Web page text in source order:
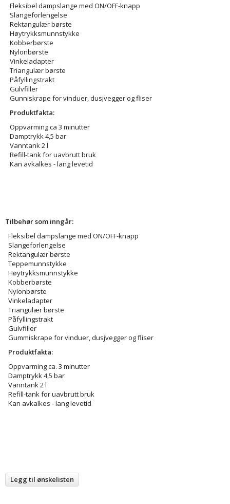
Fleksibel dampslange med ON/OFF-knapp
Slangeforlengelse
Rektangulær børste
Høytrykksmunnstykke
Kobberbørste
Nylonbørste
Vinkeladapter
Triangulær børste
Påfyllingstrakt
Gulvfiller
Gunniskrape for vinduer, dusjvegger og fliser
Produktfakta:
Oppvarming ca 3 minutter
Damptrykk 4,5 bar
Vanntank 2 l
Refill-tank for uavbrutt bruk
Kan avkalkes - lang levetid
Tilbehør som inngår:
Fleksibel dampslange med ON/OFF-knapp
Slangeforlengelse
Rektangulær børste
Teppemunnstykke
Høytrykksmunnstykke
Kobberbørste
Nylonbørste
Vinkeladapter
Triangulær børste
Påfyllingstrakt
Gulvfiller
Gummiskrape for vinduer, dusjvegger og fliser
Produktfakta:
Oppvarming ca. 3 minutter
Damptrykk 4,5 bar
Vanntank 2 l
Refill-tank for uavbrutt bruk
Kan avkalkes - lang levetid
Legg til ønskelisten